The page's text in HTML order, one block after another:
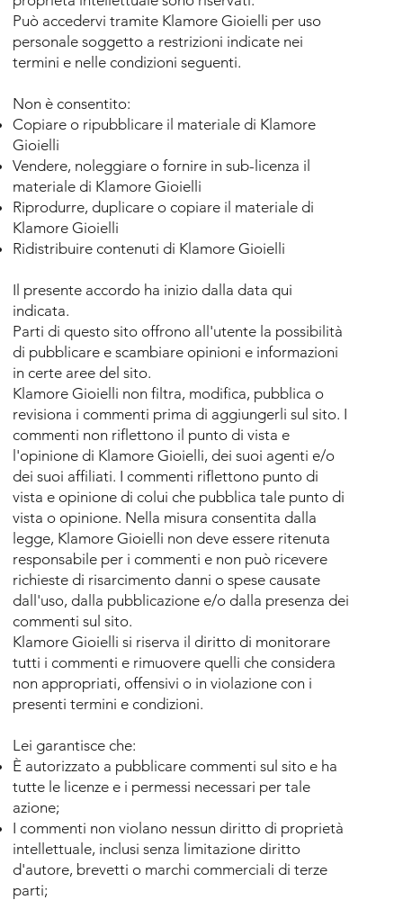
Può accedervi tramite Klamore Gioielli per uso
personale soggetto a restrizioni indicate nei
termini e nelle condizioni seguenti.
Non è consentito:
Copiare o ripubblicare il materiale di Klamore
Gioielli
Vendere, noleggiare o fornire in sub-licenza il
materiale di Klamore Gioielli
Riprodurre, duplicare o copiare il materiale di
Klamore Gioielli
Ridistribuire contenuti di Klamore Gioielli
Il presente accordo ha inizio dalla data qui
indicata.
Parti di questo sito offrono all'utente la possibilità
di pubblicare e scambiare opinioni e informazioni
in certe aree del sito.
Klamore Gioielli non filtra, modifica, pubblica o
revisiona i commenti prima di aggiungerli sul sito. I
commenti non riflettono il punto di vista e
l'opinione di Klamore Gioielli, dei suoi agenti e/o
dei suoi affiliati. I commenti riflettono punto di
vista e opinione di colui che pubblica tale punto di
vista o opinione. Nella misura consentita dalla
legge, Klamore Gioielli non deve essere ritenuta
responsabile per i commenti e non può ricevere
richieste di risarcimento danni o spese causate
dall'uso, dalla pubblicazione e/o dalla presenza dei
commenti sul sito.
Klamore Gioielli si riserva il diritto di monitorare
tutti i commenti e rimuovere quelli che considera
non appropriati, offensivi o in violazione con i
presenti termini e condizioni.
Lei garantisce che:​
È autorizzato a pubblicare commenti sul sito e ha
tutte le licenze e i permessi necessari per tale
azione;
I commenti non violano nessun diritto di proprietà
intellettuale, inclusi senza limitazione diritto
d'autore, brevetti o marchi commerciali di terze
parti;